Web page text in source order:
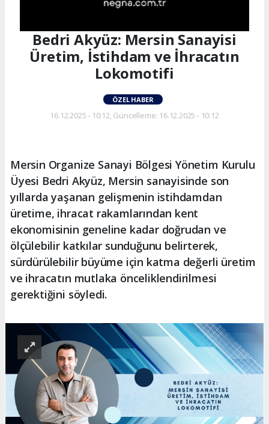
Bedri Akyüz: Mersin Sanayisi
Üretim, İstihdam ve İhracatın
Lokomotifi
ÖZEL HABER
16.12.2025 - 10:12, Güncelleme: 16.12.2025 - 10:12
Mersin Organize Sanayi Bölgesi Yönetim Kurulu
Üyesi Bedri Akyüz, Mersin sanayisinde son
yıllarda yaşanan gelişmenin istihdamdan
üretime, ihracat rakamlarından kent
ekonomisinin geneline kadar doğrudan ve
ölçülebilir katkılar sunduğunu belirterek,
sürdürülebilir büyüme için katma değerli üretim
ve ihracatın mutlaka önceliklendirilmesi
gerektiğini söyledi.